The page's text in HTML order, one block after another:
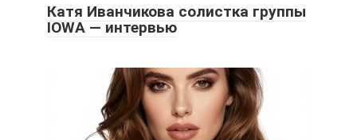
Катя Иванчикова солистка группы
IOWA — интервью